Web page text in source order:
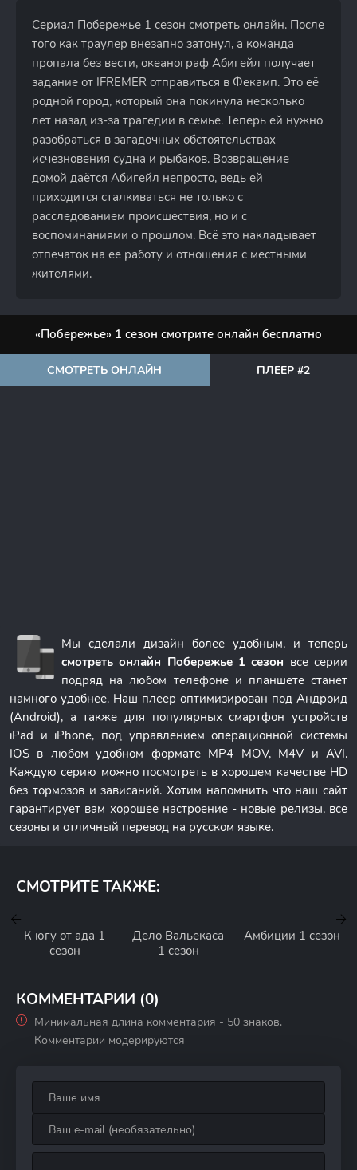
Сериал Побережье 1 сезон смотреть онлайн. После
того как траулер внезапно затонул, а команда
пропала без вести, океанограф Абигейл получает
задание от IFREMER отправиться в Фекамп. Это её
родной город, который она покинула несколько
лет назад из-за трагедии в семье. Теперь ей нужно
разобраться в загадочных обстоятельствах
исчезновения судна и рыбаков. Возвращение
домой даётся Абигейл непросто, ведь ей
приходится сталкиваться не только с
расследованием происшествия, но и с
воспоминаниями о прошлом. Всё это накладывает
отпечаток на её работу и отношения с местными
жителями.
«Побережье» 1 сезон смотрите онлайн бесплатно
СМОТРЕТЬ ОНЛАЙН ПЛЕЕР #2
Мы сделали дизайн более удобным, и теперь
смотреть онлайн Побережье 1 сезон все серии
подряд на любом телефоне и планшете станет
намного удобнее. Наш плеер оптимизирован под Андроид
(Android), а также для популярных смартфон устройств
iPad и iPhone, под управлением операционной системы
IOS в любом удобном формате MP4 MOV, M4V и AVI.
Каждую серию можно посмотреть в хорошем качестве HD
без тормозов и зависаний. Хотим напомнить что наш сайт
гарантирует вам хорошее настроение - новые релизы, все
сезоны и отличный перевод на русском языке.
СМОТРИТЕ ТАКЖЕ:
К югу от ада 1
сезон
Дело Вальекаса
1 сезон
Амбиции 1 сезон
КОММЕНТАРИИ (0)
Минимальная длина комментария - 50 знаков.
Комментарии модерируются